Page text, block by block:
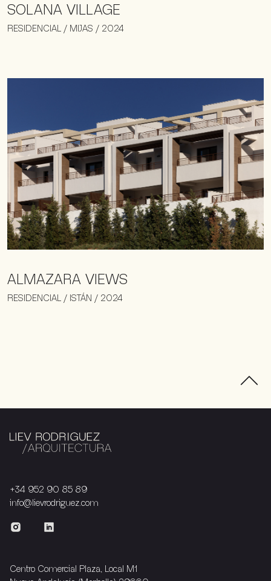
SOLANA VILLAGE
RESIDENCIAL / MIJAS / 2024
ALMAZARA VIEWS
RESIDENCIAL / ISTÁN / 2024
+34 952 90 85 89
info@lievrodriguez.com
Centro Comercial Plaza, Local M1